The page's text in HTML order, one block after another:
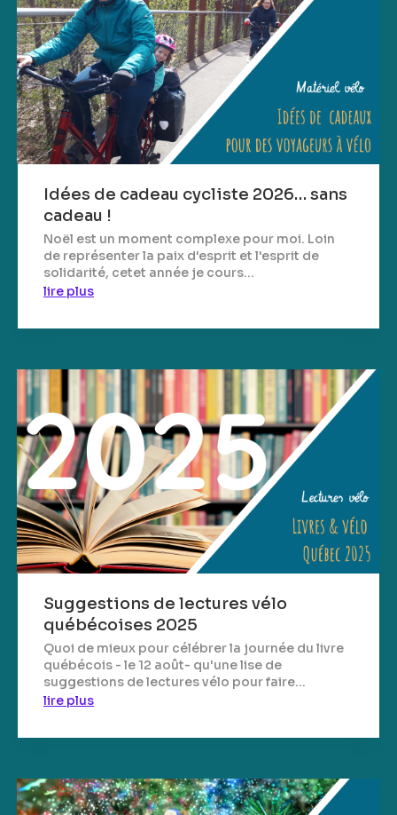
Idées de cadeau cycliste 2026… sans
cadeau !
Noël est un moment complexe pour moi. Loin
de représenter la paix d'esprit et l'esprit de
solidarité, cetet année je cours...
lire plus
Suggestions de lectures vélo
québécoises 2025
Quoi de mieux pour célébrer la journée du livre
québécois - le 12 août- qu'une lise de
suggestions de lectures vélo pour faire...
lire plus